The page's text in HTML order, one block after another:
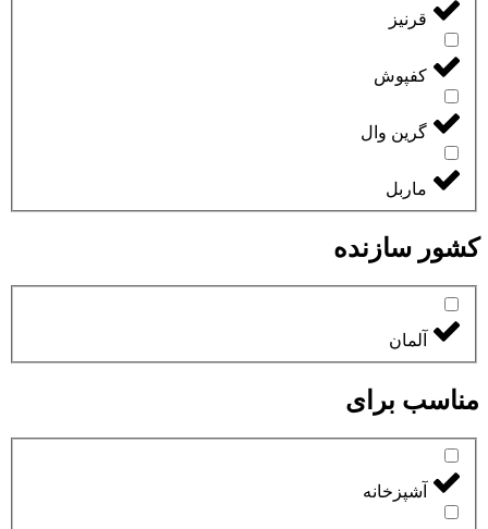
قرنیز
کفپوش
گرین وال
ماربل
کشور سازنده
آلمان
مناسب برای
آشپزخانه